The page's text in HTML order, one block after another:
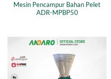
Mesin Pencampur Bahan Pelet
ADR-MPBP50